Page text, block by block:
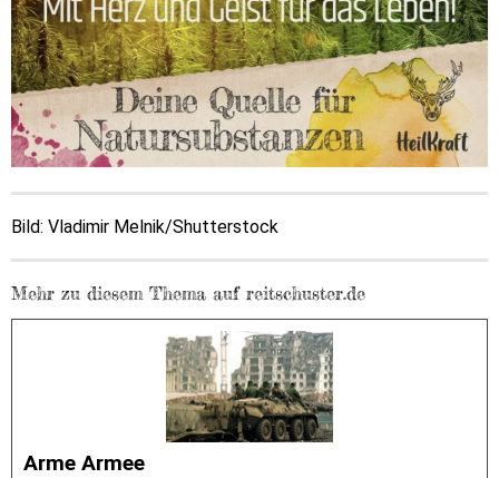
Bild: Vladimir Melnik/Shutterstock
Mehr zu diesem Thema auf reitschuster.de
Arme Armee